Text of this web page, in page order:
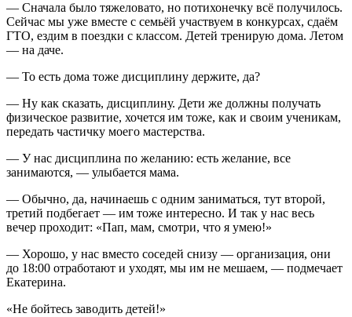
— Сначала было тяжеловато, но потихонечку всё получилось.
Сейчас мы уже вместе с семьёй участвуем в конкурсах, сдаём
ГТО, ездим в поездки с классом. Детей тренирую дома. Летом
— на даче.
— То есть дома тоже дисциплину держите, да?
— Ну как сказать, дисциплину. Дети же должны получать
физическое развитие, хочется им тоже, как и своим ученикам,
передать частичку моего мастерства.
— У нас дисциплина по желанию: есть желание, все
занимаются, — улыбается мама.
— Обычно, да, начинаешь с одним заниматься, тут второй,
третий подбегает — им тоже интересно. И так у нас весь
вечер проходит: «Пап, мам, смотри, что я умею!»
— Хорошо, у нас вместо соседей снизу — организация, они
до 18:00 отработают и уходят, мы им не мешаем, — подмечает
Екатерина.
«Не бойтесь заводить детей!»